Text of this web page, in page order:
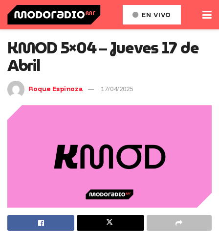
EN VIVO
KMOD 5×04 – Jueves 17 de
Abril
Roque Espinoza 17/04/2025